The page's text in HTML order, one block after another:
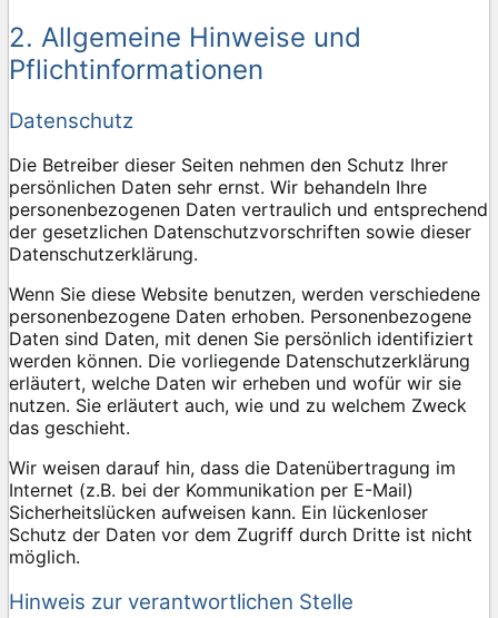
2. Allgemeine Hinweise und
Pflichtinformationen
Datenschutz
Die Betreiber dieser Seiten nehmen den Schutz Ihrer
persönlichen Daten sehr ernst. Wir behandeln Ihre
personenbezogenen Daten vertraulich und entsprechend
der gesetzlichen Datenschutzvorschriften sowie dieser
Datenschutzerklärung.
Wenn Sie diese Website benutzen, werden verschiedene
personenbezogene Daten erhoben. Personenbezogene
Daten sind Daten, mit denen Sie persönlich identifiziert
werden können. Die vorliegende Datenschutzerklärung
erläutert, welche Daten wir erheben und wofür wir sie
nutzen. Sie erläutert auch, wie und zu welchem Zweck
das geschieht.
Wir weisen darauf hin, dass die Datenübertragung im
Internet (z.B. bei der Kommunikation per E-Mail)
Sicherheitslücken aufweisen kann. Ein lückenloser
Schutz der Daten vor dem Zugriff durch Dritte ist nicht
möglich.
Hinweis zur verantwortlichen Stelle